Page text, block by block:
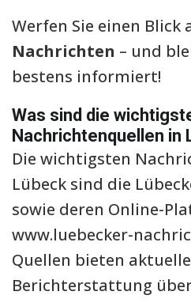
Werfen Sie einen Blick
Nachrichten – und
bestens informiert!
Was sind die
Nachrichtenquellen in
Die wichtigsten
Lübeck sind die
sowie deren Online-
www.luebecker-
Quellen bieten
Berichterstattung